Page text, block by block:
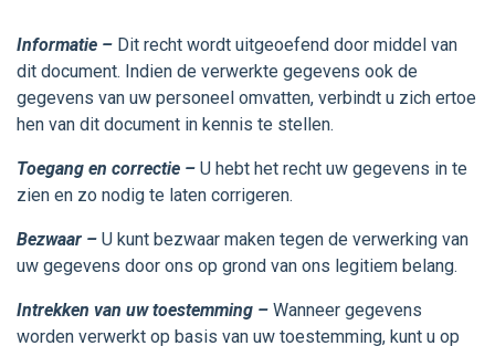
Informatie – Dit recht wordt uitgeoefend door middel van
dit document. Indien de verwerkte gegevens ook de
gegevens van uw personeel omvatten, verbindt u zich ertoe
hen van dit document in kennis te stellen.
Toegang en correctie – U hebt het recht uw gegevens in te
zien en zo nodig te laten corrigeren.
Bezwaar – U kunt bezwaar maken tegen de verwerking van
uw gegevens door ons op grond van ons legitiem belang.
Intrekken van uw toestemming – Wanneer gegevens
worden verwerkt op basis van uw toestemming, kunt u op